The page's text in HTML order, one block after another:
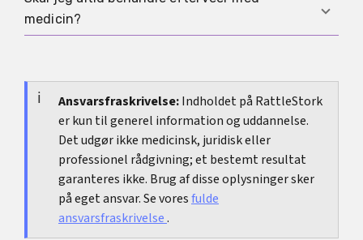
Ja, efterveer hører til livmoderens tilbagegang
og kan derfor også opstå uden amning, selv om
medicin?
varme, hvile og en tom blære ofte nok. Hvis du
derimod ikke kan sove, ikke kan amme eller
næsten ikke kan bevæge dig, er smertelindring
en god idé.
Ansvarsfraskrivelse:Indholdet på RattleStork
er kun til generel information og uddannelse.
Det udgør ikke medicinsk, juridisk eller
professionel rådgivning; et bestemt resultat
garanteres ikke. Brug af disse oplysninger sker
på eget ansvar. Se voresfulde
ansvarsfraskrivelse.